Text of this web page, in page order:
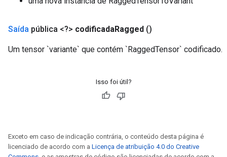
Saída pública <?> codificadaRagged ()
Um tensor `variante` que contém `RaggedTensor` codificado.
Isso foi útil?
Exceto em caso de indicação contrária, o conteúdo desta página é
licenciado de acordo com a Licença de atribuição 4.0 do Creative